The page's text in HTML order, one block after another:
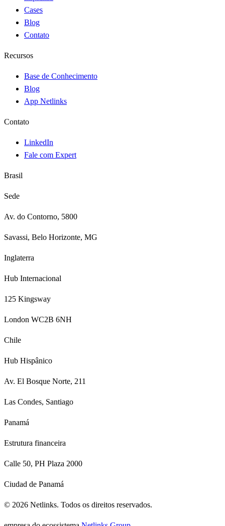
Cases
Blog
Contato
Recursos
Base de Conhecimento
Blog
App Netlinks
Contato
LinkedIn
Fale com Expert
Brasil
Sede
Av. do Contorno, 5800
Savassi, Belo Horizonte, MG
Inglaterra
Hub Internacional
125 Kingsway
London WC2B 6NH
Chile
Hub Hispânico
Av. El Bosque Norte, 211
Las Condes, Santiago
Panamá
Estrutura financeira
Calle 50, PH Plaza 2000
Ciudad de Panamá
© 2026 Netlinks. Todos os direitos reservados.